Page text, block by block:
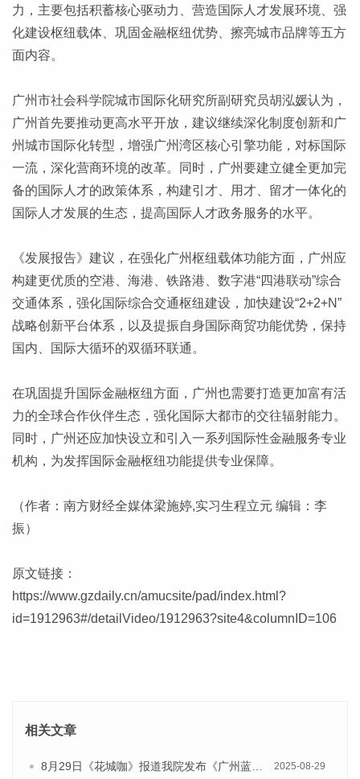
力，主要包括积蓄核心驱动力、营造国际人才发展环境、强
化建设枢纽载体、巩固金融枢纽优势、擦亮城市品牌等五方
面内容。
广州市社会科学院城市国际化研究所副研究员胡泓媛认为，
广州首先要推动更高水平开放，建议继续深化制度创新和广
州城市国际化转型，增强广州湾区核心引擎功能，对标国际
一流，深化营商环境的改革。同时，广州要建立健全更加完
备的国际人才的政策体系，构建引才、用才、留才一体化的
国际人才发展的生态，提高国际人才政务服务的水平。
《发展报告》建议，在强化广州枢纽载体功能方面，广州应
构建更优质的空港、海港、铁路港、数字港“四港联动”综合
交通体系，强化国际综合交通枢纽建设，加快建设“2+2+N”
战略创新平台体系，以及提振自身国际商贸功能优势，保持
国内、国际大循环的双循环联通。
在巩固提升国际金融枢纽方面，广州也需要打造更加富有活
力的全球合作伙伴生态，强化国际大都市的交往辐射能力。
同时，广州还应加快设立和引入一系列国际性金融服务专业
机构，为发挥国际金融枢纽功能提供专业保障。
（作者：南方财经全媒体梁施婷,实习生程立元 编辑：李
振）
原文链接：
https://www.gzdaily.cn/amucsite/pad/index.html?
id=1912963#/detailVideo/1912963?site4&columnID=106
相关文章
8月29日《花城咖》报道我院发布《广州蓝皮书：广州国际商贸中心发展报告（2025）》的视频采访 2025-08-29